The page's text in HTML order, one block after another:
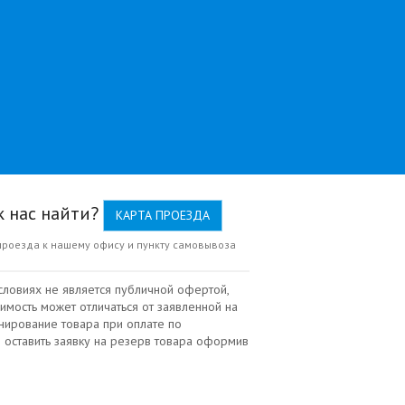
нас найти? КАРТА ПРОЕЗДА
к нашему офису и пункту самовывоза
не является публичной офертой,
может отличаться от заявленной на
товара при оплате по
заявку на резерв товара оформив